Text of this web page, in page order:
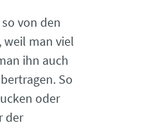
von den
weil man viel
ihn auch
So
oder
der